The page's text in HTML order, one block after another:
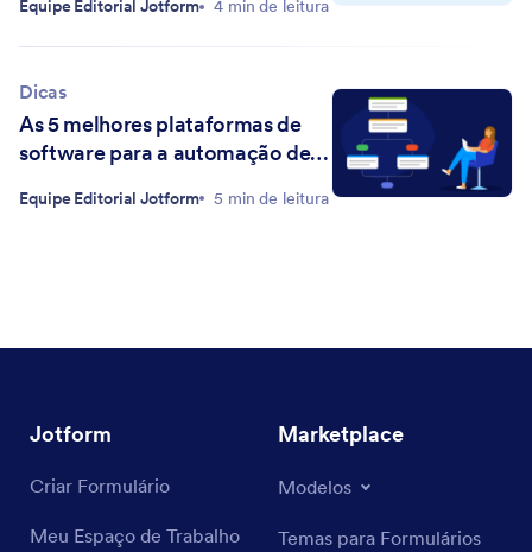
Equipe Editorial Jotform 4 min de leitura
Dicas
As 5 melhores plataformas de
software para a automação de
fluxos
Equipe Editorial Jotform 5 min de leitura
Jotform
Criar Formulário
Meu Espaço de Trabalho
Marketplace
Modelos
Temas para Formulários